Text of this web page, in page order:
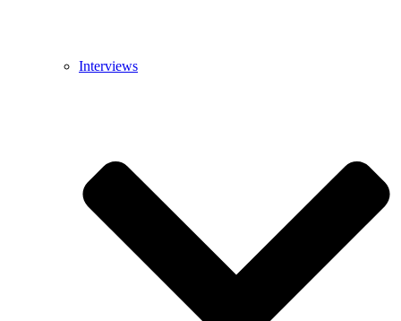
Interviews